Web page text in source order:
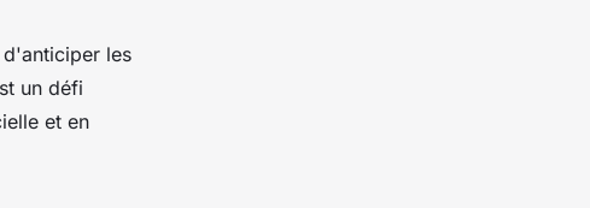
les
un défi
et en